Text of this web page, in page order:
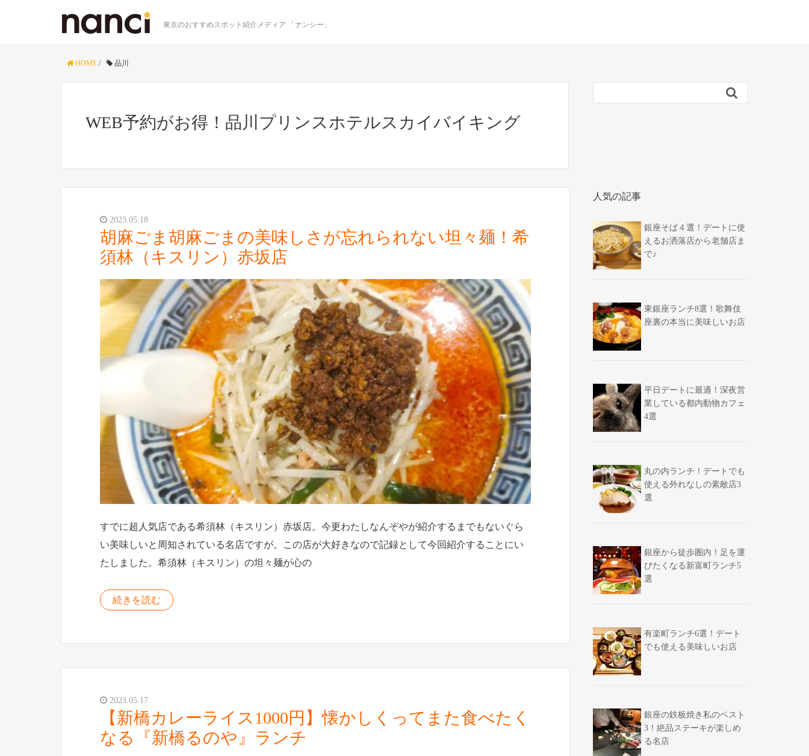
東京のおすすめスポット紹介メディア 「ナンシー」
HOME / 品川
WEB予約がお得！品川プリンスホテルスカイバイキング
2023.05.18
胡麻ごま胡麻ごまの美味しさが忘れられない坦々麺！希
須林（キスリン）赤坂店
すでに超人気店である希須林（キスリン）赤坂店。今更わたしなんぞやが紹介するまでもないぐら
い美味しいと周知されている名店ですが。この店が大好きなので記録として今回紹介することにい
たしました。希須林（キスリン）の坦々麺が心の
続きを読む
2023.05.17
【新橋カレーライス1000円】懐かしくってまた食べたく
なる『新橋るのや』ランチ

人気の記事
銀座そば４選！デートに使
えるお洒落店から老舗店ま
で♪
東銀座ランチ8選！歌舞伎
座裏の本当に美味しいお店
平日デートに最適！深夜営
業している都内動物カフェ
4選
丸の内ランチ！デートでも
使える外れなしの素敵店3
選
銀座から徒歩圏内！足を運
びたくなる新富町ランチ5
選
有楽町ランチ6選！デート
でも使える美味しいお店
銀座の鉄板焼き私のベスト
3！絶品ステーキが楽しめ
る名店